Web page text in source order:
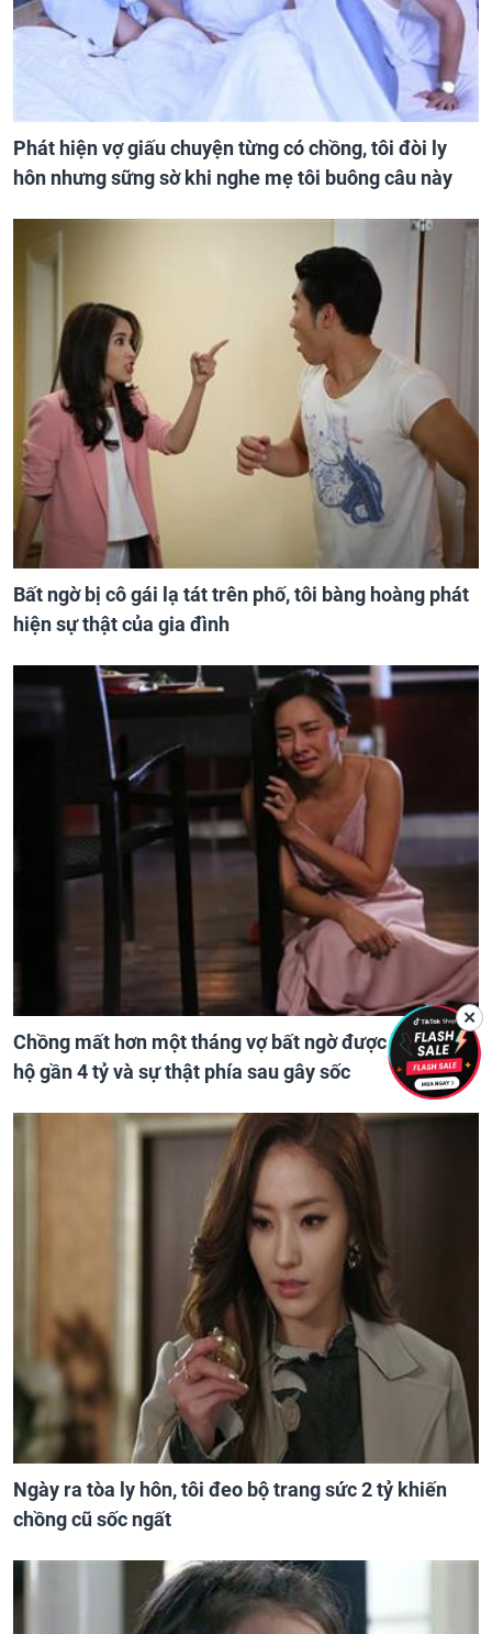
Phát hiện vợ giấu chuyện từng có chồng, tôi đòi ly
hôn nhưng sững sờ khi nghe mẹ tôi buông câu này
Bất ngờ bị cô gái lạ tát trên phố, tôi bàng hoàng phát
hiện sự thật của gia đình
Chồng mất hơn một tháng vợ bất ngờ được 'nhận' căn
hộ gần 4 tỷ và sự thật phía sau gây sốc
Ngày ra tòa ly hôn, tôi đeo bộ trang sức 2 tỷ khiến
chồng cũ sốc ngất
✕